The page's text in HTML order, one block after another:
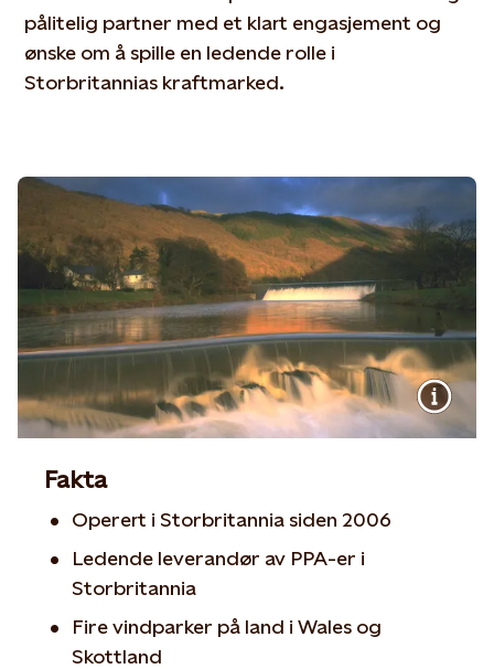
pålitelig partner med et klart engasjement og
ønske om å spille en ledende rolle i
Storbritannias kraftmarked.
Fakta
Operert i Storbritannia siden 2006
Ledende leverandør av PPA-er i
Storbritannia
Fire vindparker på land i Wales og
Skottland